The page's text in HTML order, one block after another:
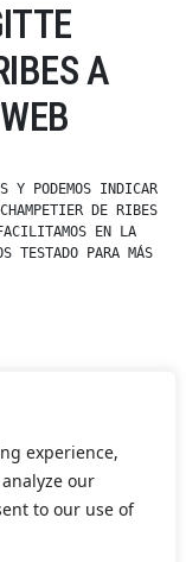
experience,
our
to our use of
A
Y PODEMOS INDICAR
DE RIBES
EN LA
TESTADO PARA MÁS
,Proudly